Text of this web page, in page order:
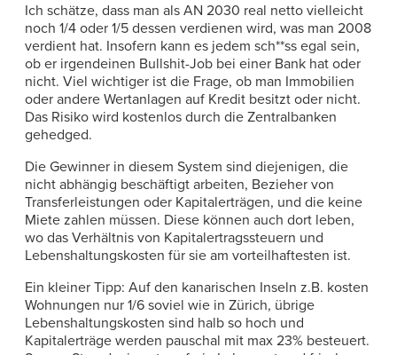
Ich schätze, dass man als AN 2030 real netto vielleicht
noch 1/4 oder 1/5 dessen verdienen wird, was man 2008
verdient hat. Insofern kann es jedem sch**ss egal sein,
ob er irgendeinen Bullshit-Job bei einer Bank hat oder
nicht. Viel wichtiger ist die Frage, ob man Immobilien
oder andere Wertanlagen auf Kredit besitzt oder nicht.
Das Risiko wird kostenlos durch die Zentralbanken
gehedged.
Die Gewinner in diesem System sind diejenigen, die
nicht abhängig beschäftigt arbeiten, Bezieher von
Transferleistungen oder Kapitalerträgen, und die keine
Miete zahlen müssen. Diese können auch dort leben,
wo das Verhältnis von Kapitalertragssteuern und
Lebenshaltungskosten für sie am vorteilhaftesten ist.
Ein kleiner Tipp: Auf den kanarischen Inseln z.B. kosten
Wohnungen nur 1/6 soviel wie in Zürich, übrige
Lebenshaltungskosten sind halb so hoch und
Kapitalerträge werden pauschal mit max 23% besteuert.